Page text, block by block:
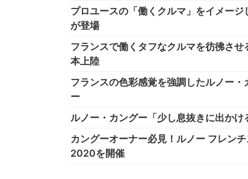
プロユースの「働くクルマ」をイメー
が登場
フランスで働くタフなクルマを彷彿さ
本上陸
フランスの色彩感覚を強調したルノー
ー
ルノー・カングー「少し息抜きに出か
カングーオーナー必見！ルノー フレン
2020を開催